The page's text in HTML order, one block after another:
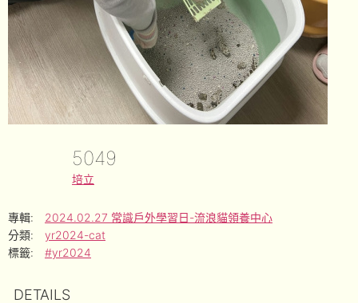
5049
培立
專輯:
2024.02.27 常識戶外學習日-流浪貓領養中心
分類:
yr2024-cat
標籤:
#yr2024
DETAILS